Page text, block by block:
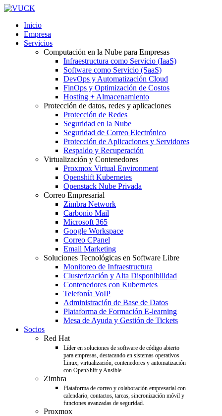
Inicio
Empresa
Servicios
Computación en la Nube para Empresas
Infraestructura como Servicio (IaaS)
Software como Servicio (SaaS)
DevOps y Automatización Cloud
FinOps y Optimización de Costos
Hosting + Almacenamiento
Protección de datos, redes y aplicaciones
Protección de Redes
Seguridad en la Nube
Seguridad de Correo Electrónico
Protección de Aplicaciones y Servidores
Respaldo y Recuperación
Virtualización y Contenedores
Proxmox Virtual Environment
Openshift Kubernetes
Openstack Nube Privada
Correo Empresarial
Zimbra Network
Carbonio Mail
Microsoft 365
Google Workspace
Correo CPanel
Email Marketing
Soluciones Tecnológicas en Software Libre
Monitoreo de Infraestructura
Clusterización y Alta Disponibilidad
Contenedores con Kubernetes
Telefonía VoIP
Administración de Base de Datos
Plataforma de Formación E-learning
Mesa de Ayuda y Gestión de Tickets
Socios
Red Hat
Líder en soluciones de software de código abierto
para empresas, destacando en sistemas operativos
Linux, virtualización, contenedores y automatización
con OpenShift y Ansible.
Zimbra
Plataforma de correo y colaboración empresarial con
calendario, contactos, tareas, sincronización móvil y
funciones avanzadas de seguridad.
Proxmox